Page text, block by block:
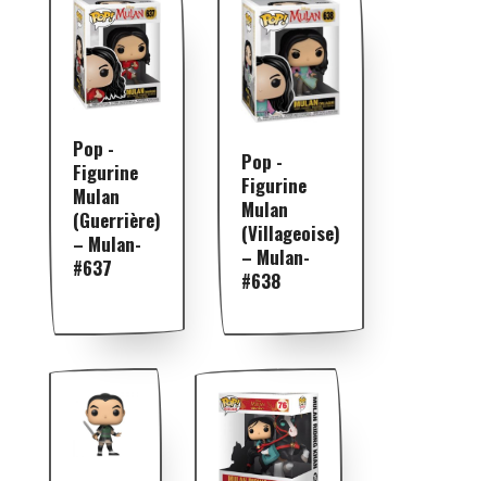
Pop -
Figurine
Mulan
(Guerrière)
– Mulan-
#637
Pop -
Figurine
Mulan
(Villageoise)
– Mulan-
#638